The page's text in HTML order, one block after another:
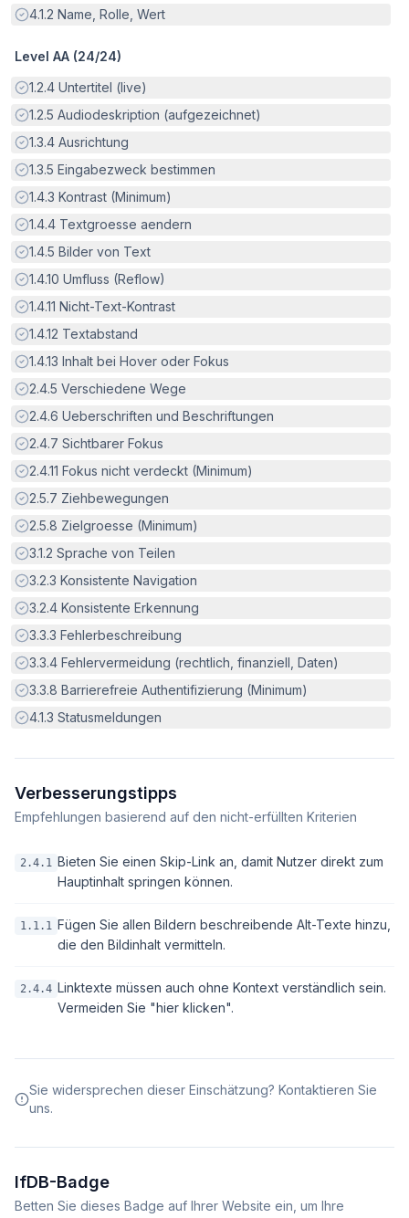
Erfüllt:
4.1.2 Name, Rolle, Wert
Level AA (24/24)
Erfüllt:
1.2.4 Untertitel (live)
Erfüllt:
1.2.5 Audiodeskription (aufgezeichnet)
Erfüllt:
1.3.4 Ausrichtung
Erfüllt:
1.3.5 Eingabezweck bestimmen
Erfüllt:
1.4.3 Kontrast (Minimum)
Erfüllt:
1.4.4 Textgroesse aendern
Erfüllt:
1.4.5 Bilder von Text
Erfüllt:
1.4.10 Umfluss (Reflow)
Erfüllt:
1.4.11 Nicht-Text-Kontrast
Erfüllt:
1.4.12 Textabstand
Erfüllt:
1.4.13 Inhalt bei Hover oder Fokus
Erfüllt:
2.4.5 Verschiedene Wege
Erfüllt:
2.4.6 Ueberschriften und Beschriftungen
Erfüllt:
2.4.7 Sichtbarer Fokus
Erfüllt:
2.4.11 Fokus nicht verdeckt (Minimum)
Erfüllt:
2.5.7 Ziehbewegungen
Erfüllt:
2.5.8 Zielgroesse (Minimum)
Erfüllt:
3.1.2 Sprache von Teilen
Erfüllt:
3.2.3 Konsistente Navigation
Erfüllt:
3.2.4 Konsistente Erkennung
Erfüllt:
3.3.3 Fehlerbeschreibung
Erfüllt:
3.3.4 Fehlervermeidung (rechtlich, finanziell, Daten)
Erfüllt:
3.3.8 Barrierefreie Authentifizierung (Minimum)
Erfüllt:
4.1.3 Statusmeldungen
Verbesserungstipps
Empfehlungen basierend auf den nicht-erfüllten Kriterien
2.4.1 Bieten Sie einen Skip-Link an, damit Nutzer direkt zum
Hauptinhalt springen können.
1.1.1 Fügen Sie allen Bildern beschreibende Alt-Texte hinzu,
die den Bildinhalt vermitteln.
2.4.4 Linktexte müssen auch ohne Kontext verständlich sein.
Vermeiden Sie "hier klicken".
Sie widersprechen dieser Einschätzung? Kontaktieren Sie
uns.
IfDB-Badge
Betten Sie dieses Badge auf Ihrer Website ein, um Ihre